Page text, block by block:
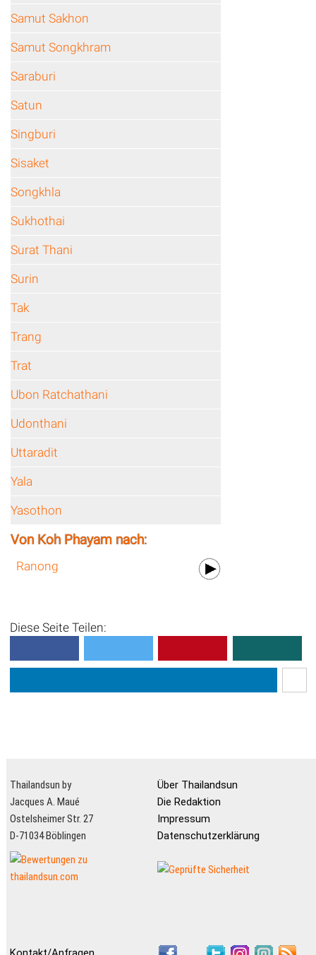
Samut Sakhon
Samut Songkhram
Saraburi
Satun
Singburi
Sisaket
Songkhla
Sukhothai
Surat Thani
Surin
Tak
Trang
Trat
Ubon Ratchathani
Udonthani
Uttaradit
Yala
Yasothon
Von Koh Phayam nach:
Ranong
Diese Seite Teilen:
Thailandsun by
Jacques A. Maué
Ostelsheimer Str. 27
D-71034 Böblingen
Über Thailandsun
Die Redaktion
Impressum
Datenschutzerklärung